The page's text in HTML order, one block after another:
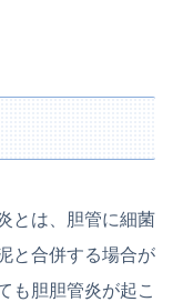
とは、胆管に細菌
と合併する場合が
も胆胆管炎が起こ